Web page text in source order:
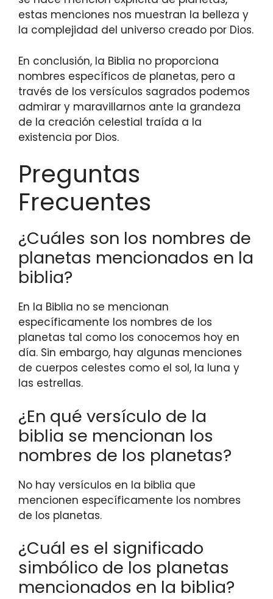
estas menciones nos muestran la belleza y
la complejidad del universo creado por Dios.
En conclusión, la Biblia no proporciona
nombres específicos de planetas, pero a
través de los versículos sagrados podemos
admirar y maravillarnos ante la grandeza
de la creación celestial traída a la
existencia por Dios.
Preguntas
Frecuentes
¿Cuáles son los nombres de
planetas mencionados en la
biblia?
En la Biblia no se mencionan
específicamente los nombres de los
planetas tal como los conocemos hoy en
día. Sin embargo, hay algunas menciones
de cuerpos celestes como el sol, la luna y
las estrellas.
¿En qué versículo de la
biblia se mencionan los
nombres de los planetas?
No hay versículos en la biblia que
mencionen específicamente los nombres
de los planetas.
¿Cuál es el significado
simbólico de los planetas
mencionados en la biblia?